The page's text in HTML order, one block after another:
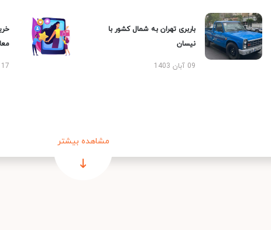
باربری تهران به شمال کشور با
نیسان
09 آبان 1403 17 تیر 1405
مشاهده بیشتر